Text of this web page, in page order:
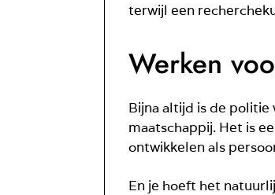
terwijl een
Werken
Bijna altijd is de politie
maatschappij. Het is
ontwikkelen als
En je hoeft het